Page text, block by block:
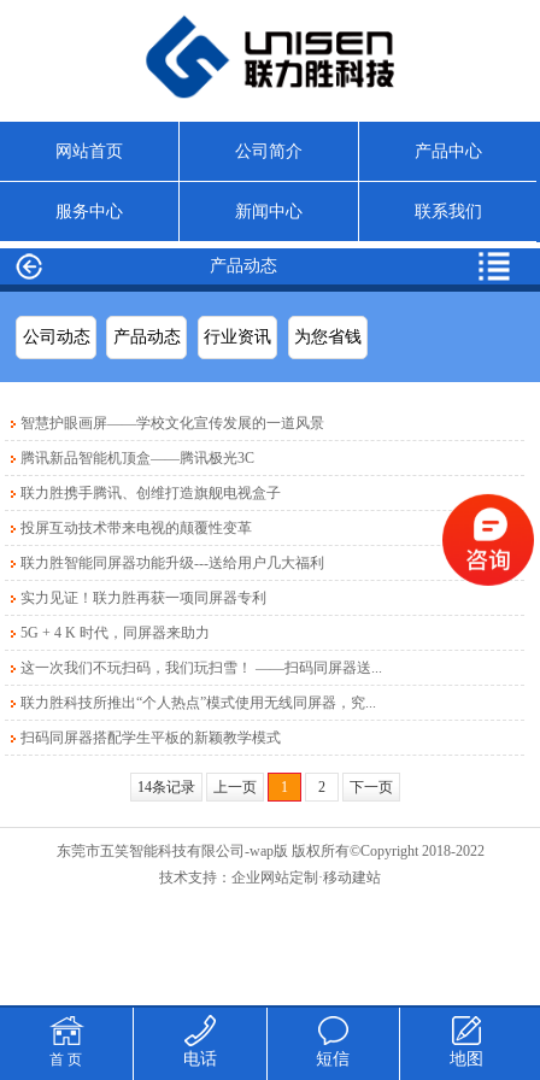
网站首页 公司简介 产品中心
服务中心 新闻中心 联系我们
产品动态
公司动态 产品动态 行业资讯 为您省钱
智慧护眼画屏——学校文化宣传发展的一道风景
腾讯新品智能机顶盒——腾讯极光3C
联力胜携手腾讯、创维打造旗舰电视盒子
投屏互动技术带来电视的颠覆性变革
联力胜智能同屏器功能升级---送给用户几大福利
实力见证！联力胜再获一项同屏器专利
5G + 4 K 时代，同屏器来助力
这一次我们不玩扫码，我们玩扫雪！ ——扫码同屏器送...
联力胜科技所推出“个人热点”模式使用无线同屏器，究...
扫码同屏器搭配学生平板的新颖教学模式
14条记录 上一页 1 2 下一页
东莞市五笑智能科技有限公司-wap版 版权所有©Copyright 2018-2022
技术支持： 企业网站定制·移动建站
首 页 电话 短信 地图